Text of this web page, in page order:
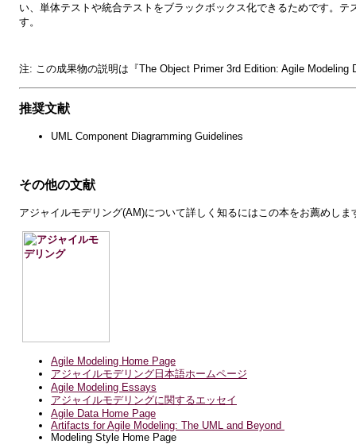
い、単体テストや統合テストをブラックボックス化できるためです。テ
す。
注: この成果物の説明は『The Object Primer 3rd Edition: Agile
推奨文献
UML Component Diagramming Guidelines
その他の文献
アジャイルモデリング(AM)について詳しく知るにはこの本をお薦めしま
Agile Modeling Home Page
アジャイルモデリング日本語ホームページ
Agile Modeling Essays
アジャイルモデリングに関するエッセイ
Agile Data Home Page
Artifacts for Agile Modeling: The UML and Beyond
Modeling Style Home Page